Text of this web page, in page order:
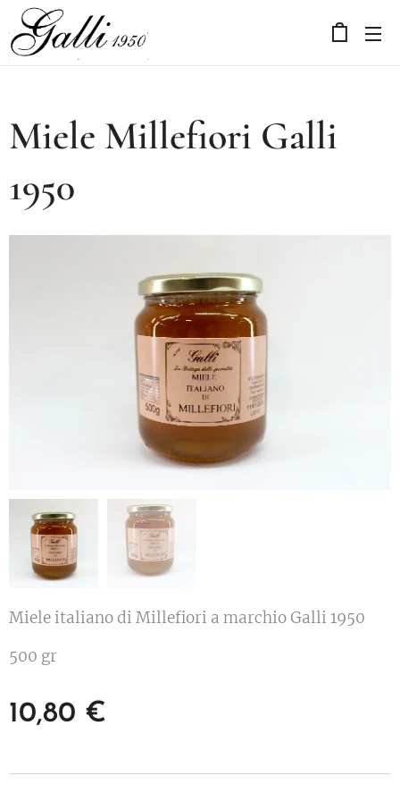
Miele Millefiori Galli
1950
Miele italiano di Millefiori a marchio Galli 1950
500 gr
10,80 €